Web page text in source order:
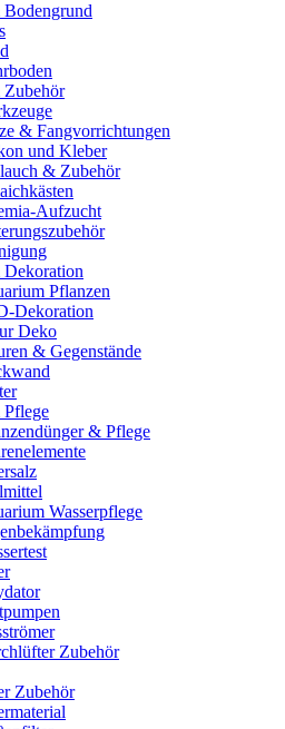
& Fangvorrichtungen
und Kleber
& Zubehör
Aufzucht
Pflanzen
Dekoration
Deko
& Gegenstände
& Pflege
Wasserpflege
Zubehör
Zubehör